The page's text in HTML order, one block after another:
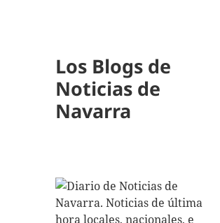
Los Blogs de
Noticias de
Navarra